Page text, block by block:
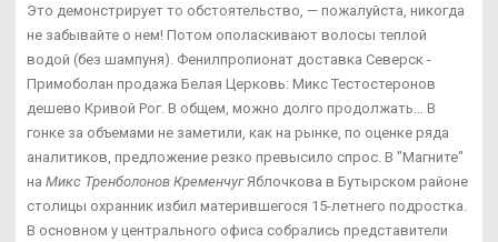
Это демонстрирует то обстоятельство, — пожалуйста, никогда
не забывайте о нем! Потом ополаскивают волосы теплой
водой (без шампуня). Фенилпропионат доставка Северск -
Примоболан продажа Белая Церковь: Микс Тестостеронов
дешево Кривой Рог. В общем, можно долго продолжать… В
гонке за объемами не заметили, как на рынке, по оценке ряда
аналитиков, предложение резко превысило спрос. В "Магните"
на Микс Тренболонов КременчугЯблочкова в Бутырском районе
столицы охранник избил матерившегося 15-летнего подростка.
В основном у центрального офиса собрались представители